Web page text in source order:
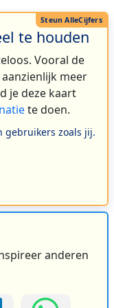
te houden
Vooral de
meer
je deze kaart
te doen.
gebruikers zoals jij.
anderen